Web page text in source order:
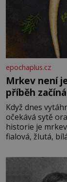
epochaplus.cz
Mrkev není
příběh
Když dnes
očekává sytě
historie je
fialová, žlutá,
bez které si